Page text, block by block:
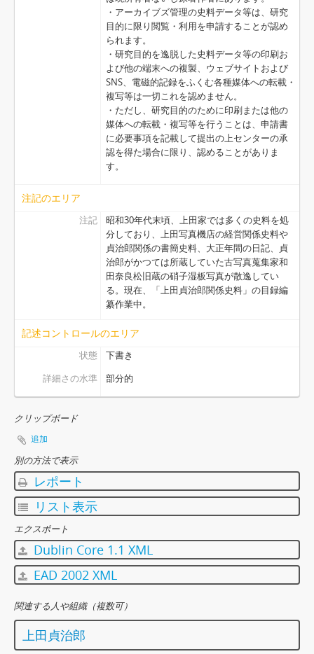
・アーカイブズ管理の史料データ等は、研究
目的に限り閲覧・利用を申請することが認め
られます。
・研究目的を逸脱した史料データ等の印刷お
よび他の端末への複製、ウェブサイトおよび
SNS、電磁的記録をふくむ各種媒体への転載・
複写等は一切これを認めません。
・ただし、研究目的のために印刷または他の
媒体への転載・複写等を行うことは、申請書
に必要事項を記載して提出の上センターの承
認を得た場合に限り、認めることがありま
す。
注記のエリア
注記
昭和30年代末頃、上田家では多くの史料を処
分しており、上田写真機店の経営関係史料や
貞治郎関係の書簡史料、大正年間の日記、貞
治郎がかつては所蔵していた古写真蒐集家和
田奈良松旧蔵の硝子湿板写真が散逸してい
る。現在、「上田貞治郎関係史料」の目録編
纂作業中。
記述コントロールのエリア
状態
下書き
詳細さの水準
部分的
クリップボード
追加
別の方法で表示
レポート
リスト表示
エクスポート
Dublin Core 1.1 XML
EAD 2002 XML
関連する人や組織（複数可）
上田貞治郎